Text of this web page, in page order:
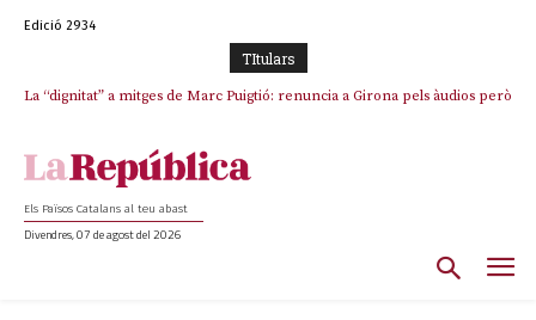
Edició 2934
TItulars
La “dignitat” a mitges de Marc Puigtió: renuncia a Girona pels àudios però
Els Països Catalans al teu abast
Divendres, 07 de agost del 2026